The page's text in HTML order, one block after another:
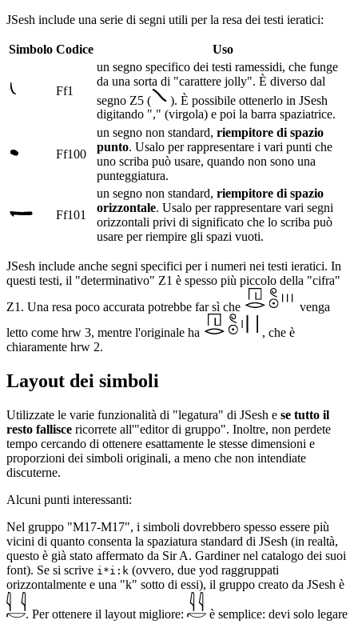
JSesh include una serie di segni utili per la resa dei testi ieratici:
Simbolo Codice Uso
Ff1
un segno specifico dei testi ramessidi, che funge
da una sorta di "carattere jolly". È diverso dal
segno Z5 (
). È possibile ottenerlo in JSesh
digitando "," (virgola) e poi la barra spaziatrice.
Ff100
un segno non standard, riempitore di spazio
punto. Usalo per rappresentare i vari punti che
uno scriba può usare, quando non sono una
punteggiatura.
Ff101
un segno non standard, riempitore di spazio
orizzontale. Usalo per rappresentare vari segni
orizzontali privi di significato che lo scriba può
usare per riempire gli spazi vuoti.
JSesh include anche segni specifici per i numeri nei testi ieratici. In
questi testi, il "determinativo" Z1 è spesso più piccolo della "cifra"
Z1. Una resa poco accurata potrebbe far sì che
venga
letto come hrw 3, mentre l'originale ha
, che è
chiaramente hrw 2.
Layout dei simboli
Utilizzate le varie funzionalità di "legatura" di JSesh e se tutto il
resto fallisce ricorrete all'"editor di gruppo". Inoltre, non perdete
tempo cercando di ottenere esattamente le stesse dimensioni e
proporzioni dei simboli originali, a meno che non intendiate
discuterne.
Alcuni punti interessanti:
Nel gruppo "M17-M17", i simboli dovrebbero spesso essere più
vicini di quanto consenta la spaziatura standard di JSesh (in realtà,
questo è già stato affermato da Sir A. Gardiner nel catalogo dei suoi
font). Se si scrive i*i:k (ovvero, due yod raggruppati
orizzontalmente e una "k" sotto di essi), il gruppo creato da JSesh è
. Per ottenere il layout migliore:
è semplice: devi solo legare